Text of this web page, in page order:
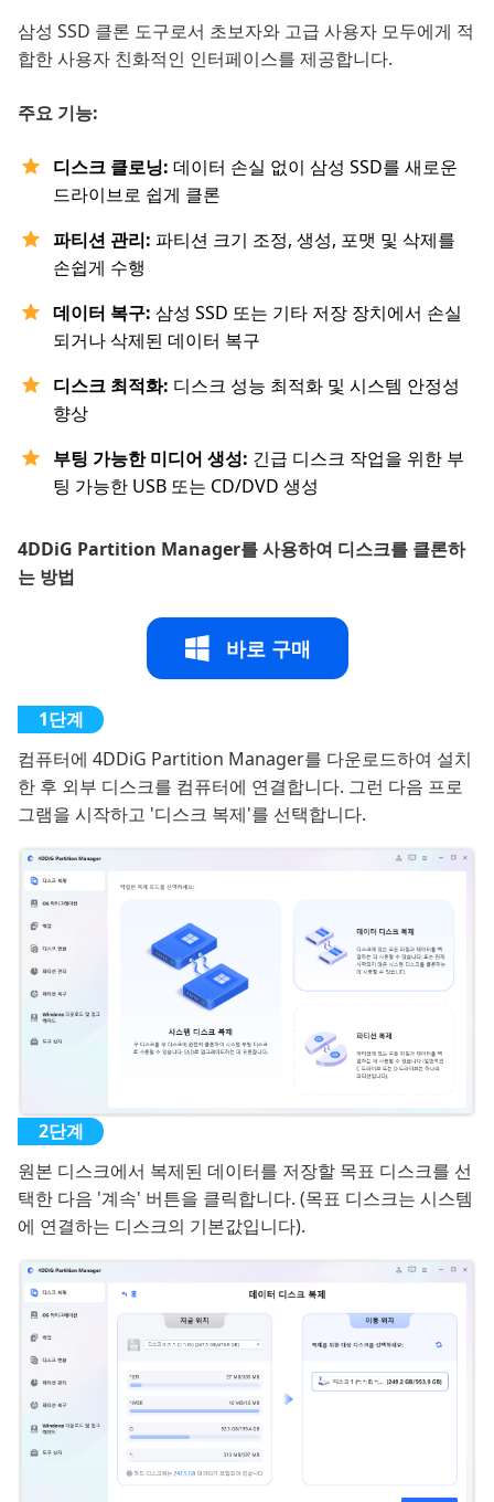
삼성 SSD 클론 도구로서 초보자와 고급 사용자 모두에게 적
합한 사용자 친화적인 인터페이스를 제공합니다.
주요 기능:
디스크 클로닝: 데이터 손실 없이 삼성 SSD를 새로운
드라이브로 쉽게 클론
파티션 관리: 파티션 크기 조정, 생성, 포맷 및 삭제를
손쉽게 수행
데이터 복구: 삼성 SSD 또는 기타 저장 장치에서 손실
되거나 삭제된 데이터 복구
디스크 최적화: 디스크 성능 최적화 및 시스템 안정성
향상
부팅 가능한 미디어 생성: 긴급 디스크 작업을 위한 부
팅 가능한 USB 또는 CD/DVD 생성
4DDiG Partition Manager를 사용하여 디스크를 클론하
는 방법
바로 구매
컴퓨터에 4DDiG Partition Manager를 다운로드하여 설치
한 후 외부 디스크를 컴퓨터에 연결합니다. 그런 다음 프로
그램을 시작하고 '디스크 복제'를 선택합니다.
원본 디스크에서 복제된 데이터를 저장할 목표 디스크를 선
택한 다음 '계속' 버튼을 클릭합니다. (목표 디스크는 시스템
에 연결하는 디스크의 기본값입니다).